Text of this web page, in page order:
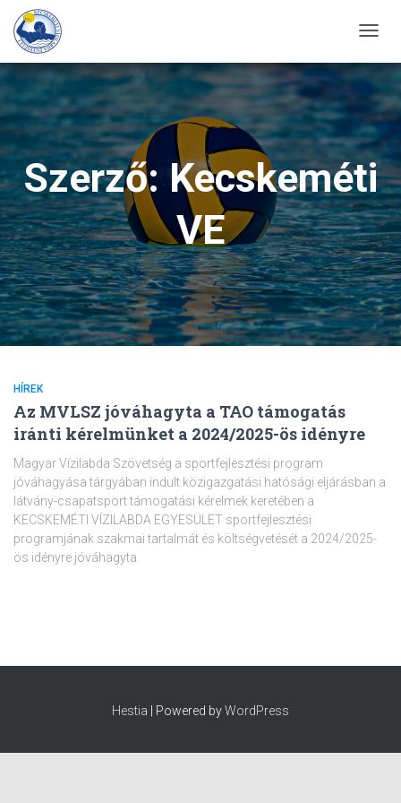
Szerző:Kecskeméti
VE
HÍREK
Az MVLSZ jóváhagyta a TAO támogatás
iránti kérelmünket a 2024/2025-ös idényre
Magyar Vízilabda Szövetség a sportfejlesztési program
jóváhagyása tárgyában indult közigazgatási hatósági eljárásban a
látvány-csapatsport támogatási kérelmek keretében a
KECSKEMÉTI VÍZILABDA EGYESÜLET sportfejlesztési
programjának szakmai tartalmát és költségvetését a 2024/2025-
ös idényre jóváhagyta.
Hestia | Powered byWordPress